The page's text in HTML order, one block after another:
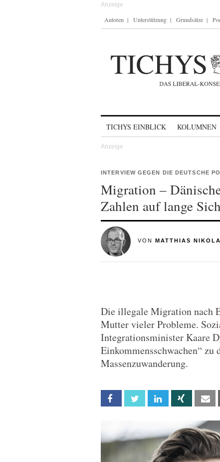
Autoren Unterstützung Grundsätze
TICHYS EINBLICK KOLUMNEN
INTERVIEW GEGEN DIE DEUTSCHE
Migration –
Zahlen auf lange
VON MATTHIAS
Die illegale Migration nach
Mutter vieler Probleme.
Integrationsminister Kaare
Einkommensschwachen“ zu
Massenzuwanderung.
Facebook Twitter Linkedin Xing